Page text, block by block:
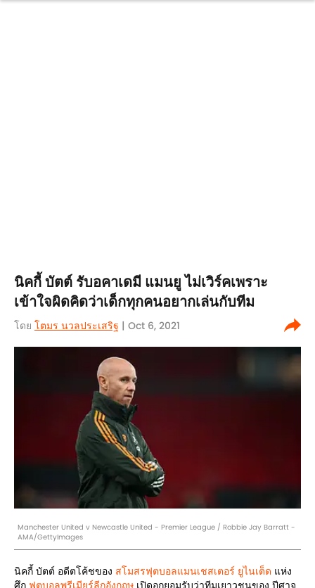
นิคกี้ บัตต์ รับอคาเดมี แมนยู ไม่เวิร์คเพราะ
เข้าใจผิดคิดว่าเด็กทุกคนอยากเล่นกับทีม
โดย โตมร นวลประเสริฐ | Oct 6, 2021
Manchester United v Newcastle United - Premier League / Robbie Jay Barratt -
AMA/GettyImages
นิคกี้ บัตต์ อดีตโค้ชของ สโมสรฟุตบอลแมนเชสเตอร์ ยูไนเต็ด แห่ง
ศึก ฟุตบอลพรีเมียร์ลีกอังกฤษ เปิดอกยอมรับว่าทีมเยาวชนของ ปีศาจ